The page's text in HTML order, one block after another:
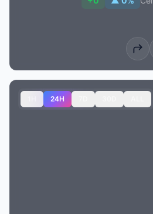
24H